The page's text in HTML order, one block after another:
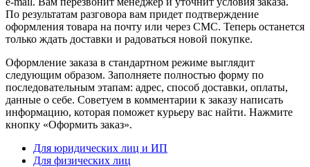
По результатам разговора вам придет подтверждение
оформления товара на почту или через СМС. Теперь останется
только ждать доставки и радоваться новой покупке.
Оформление заказа в стандартном режиме выглядит
следующим образом. Заполняете полностью форму по
последовательным этапам: адрес, способ доставки, оплаты,
данные о себе. Советуем в комментарии к заказу написать
информацию, которая поможет курьеру вас найти. Нажмите
кнопку «Оформить заказ».
Для юридических лиц и ИП
Для физических лиц